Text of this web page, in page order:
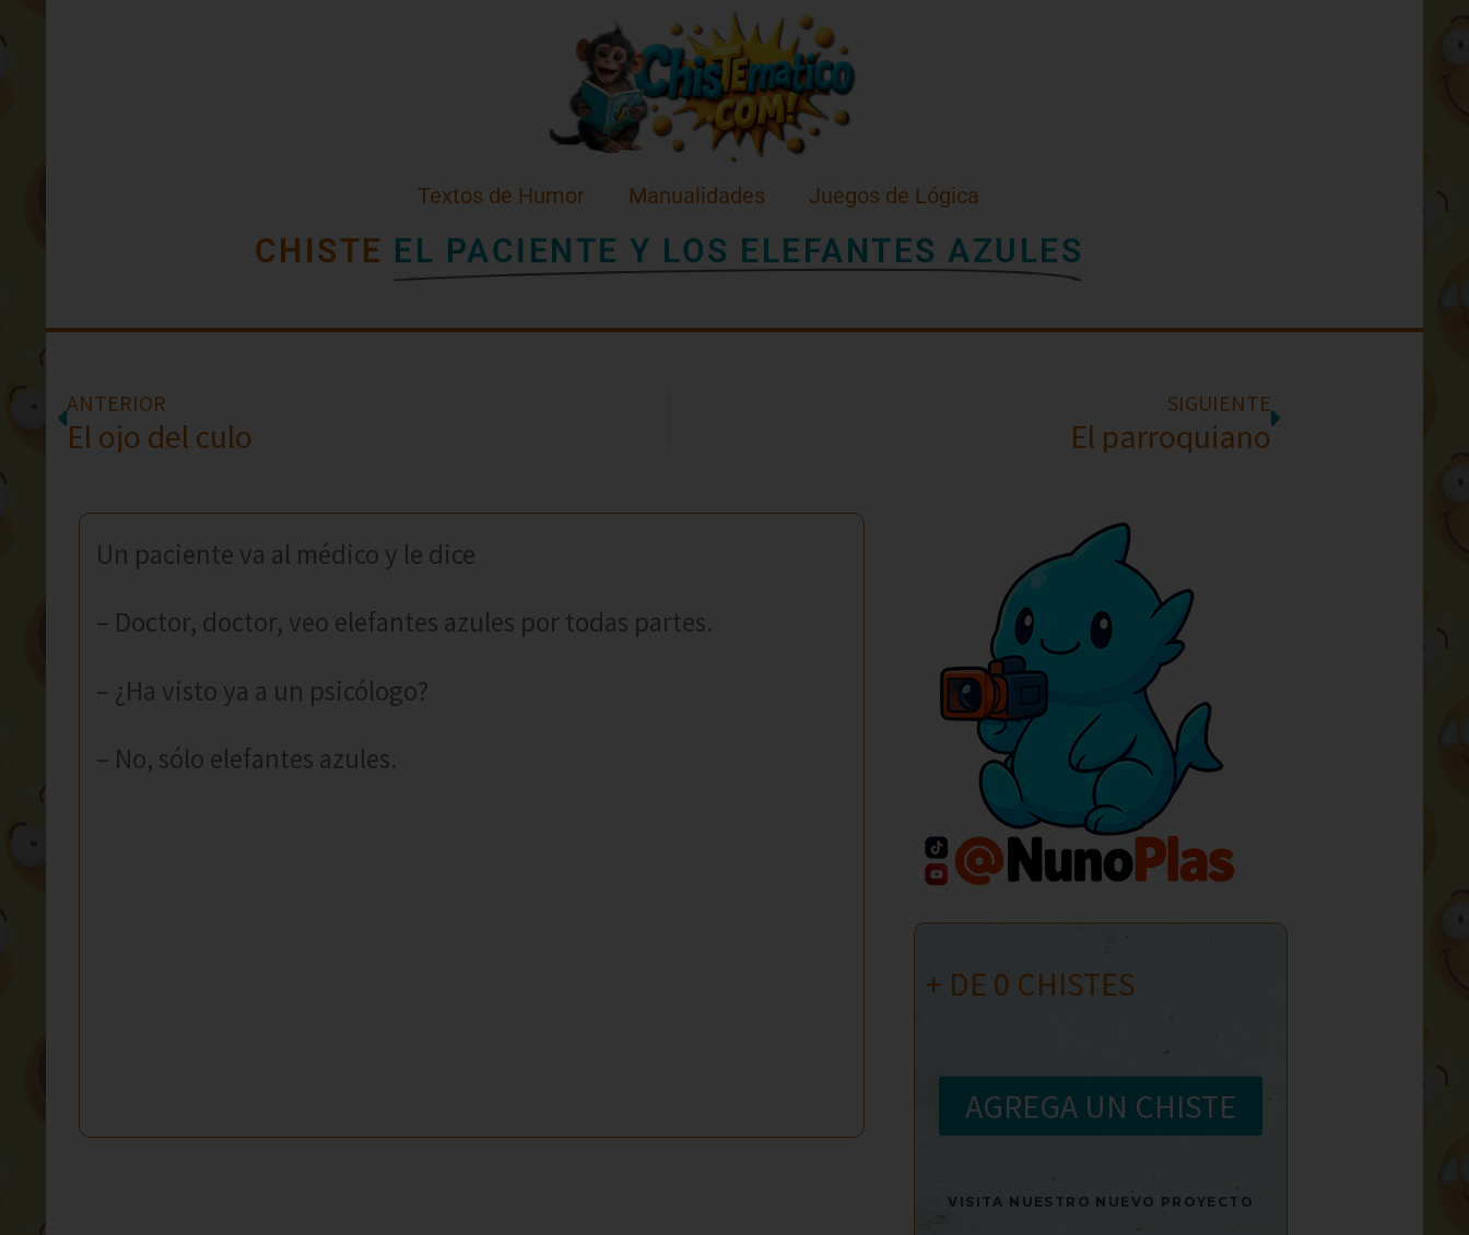
Textos de Humor Manualidades Juegos de Lógica
CHISTE EL PACIENTE Y LOS ELEFANTES AZULES
ANTERIOR
El ojo del culo
SIGUIENTE
El parroquiano
Un paciente va al médico y le dice
– Doctor, doctor, veo elefantes azules por todas partes.
– ¿Ha visto ya a un psicólogo?
– No, sólo elefantes azules.
+ DE 0 CHISTES
AGREGA UN CHISTE
VISITA NUESTRO NUEVO PROYECTO